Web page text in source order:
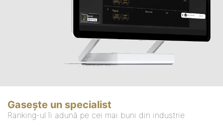
Gasește un specialist
Ranking-ul îi adună pe cei mai buni din industrie